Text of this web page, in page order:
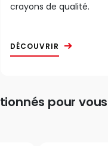
crayons de qualité.
DÉCOUVRIR
pour vous